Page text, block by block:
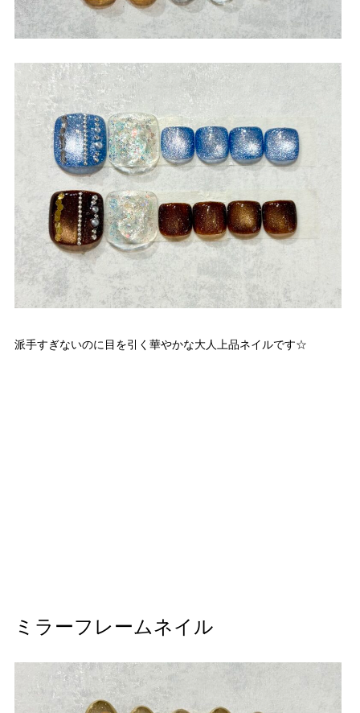
派手すぎないのに目を引く華やかな大人上品ネイルです☆
ミラーフレームネイル